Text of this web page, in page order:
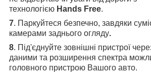
технологією Hands Free.
7. Паркуйтеся безпечно, завдяки
камерами заднього огляду.
8. Під'єднуйте зовнішні пристрої
даними та розширення спектра
головного пристрою Вашого авто.